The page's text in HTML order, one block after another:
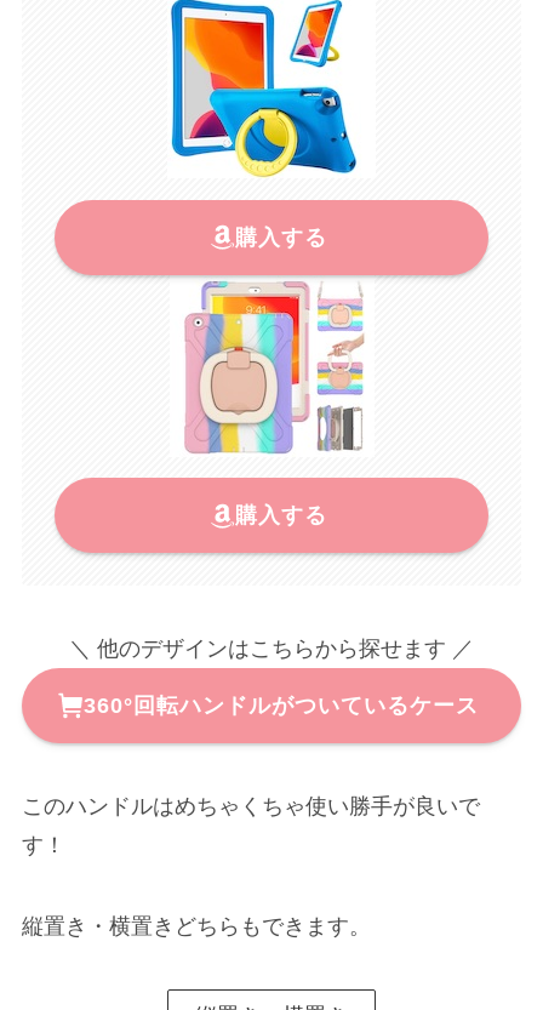
購入する
購入する
＼ 他のデザインはこちらから探せます ／
360°回転ハンドルがついているケース
このハンドルはめちゃくちゃ使い勝手が良いで
す！
縦置き・横置きどちらもできます。